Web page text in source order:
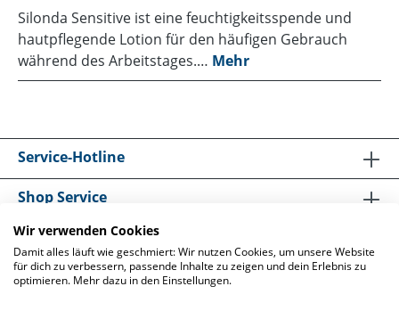
Silonda Sensitive ist eine feuchtigkeitsspende und
hautpflegende Lotion für den häufigen Gebrauch
während des Arbeitstages.… Mehr
Service-Hotline
Shop Service
Informationen
Wir verwenden Cookies
Damit alles läuft wie geschmiert: Wir nutzen Cookies, um unsere Website
für dich zu verbessern, passende Inhalte zu zeigen und dein Erlebnis zu
optimieren. Mehr dazu in den Einstellungen.